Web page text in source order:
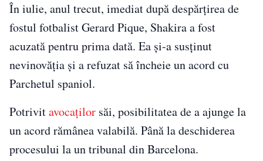
În iulie, anul trecut, imediat după despărțirea de
fostul fotbalist Gerard Pique, Shakira a fost
acuzată pentru prima dată. Ea și-a susţinut
nevinovăţia și a refuzat să încheie un acord cu
Parchetul spaniol.
Potrivitavocaţilor săi, posibilitatea de a ajunge la
un acord rămânea valabilă. Până la deschiderea
procesului la un tribunal din Barcelona.